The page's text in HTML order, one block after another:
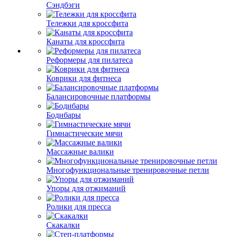
Сэндбэги
Тележки для кроссфита
Канаты для кроссфита
Реформеры для пилатеса
Коврики для фитнеса
Балансировочные платформы
Бодибары
Гимнастические мячи
Массажные валики
Многофункциональные тренировочные петли
Упоры для отжиманий
Ролики для пресса
Скакалки